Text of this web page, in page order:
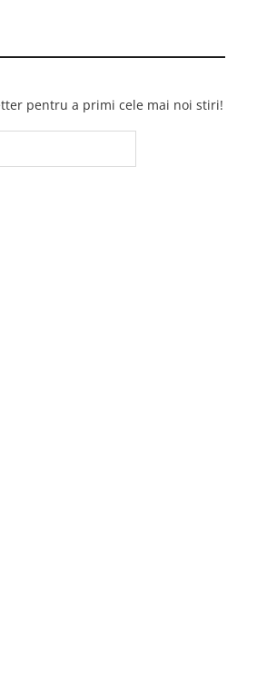
pentru a primi cele mai noi stiri!